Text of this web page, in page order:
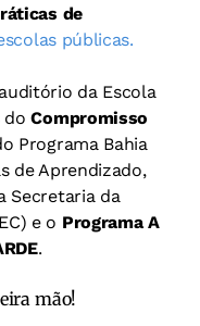
de
públicas.
da Escola
doCompromisso
Programa Bahia
de Aprendizado,
Secretaria da
e o Programa A
.
mão!